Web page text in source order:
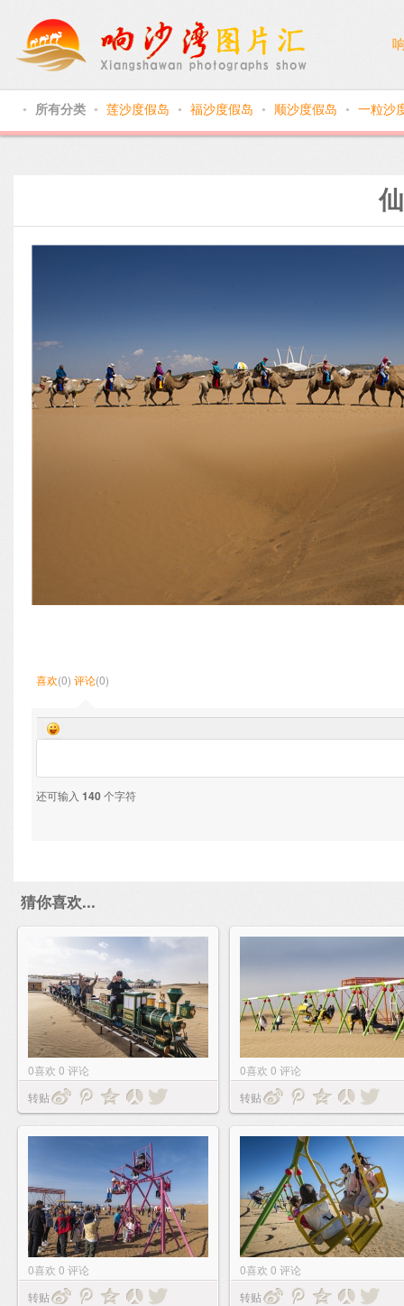
● 所有分类 ● 莲沙度假岛 ● 福沙度假岛 ● 顺沙度假岛 ● 一粒沙
喜欢(0) 评论(0)
还可输入 140个字符
猜你喜欢...
0喜欢 0 评论
转贴
0喜欢 0 评论
转贴
0喜欢 0 评论
转贴
0喜欢 0 评论
转贴